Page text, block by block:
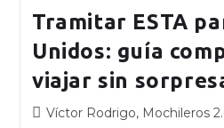
Tramitar ESTA
Unidos: guía
viajar sin
Víctor Rodrigo, Mochileros